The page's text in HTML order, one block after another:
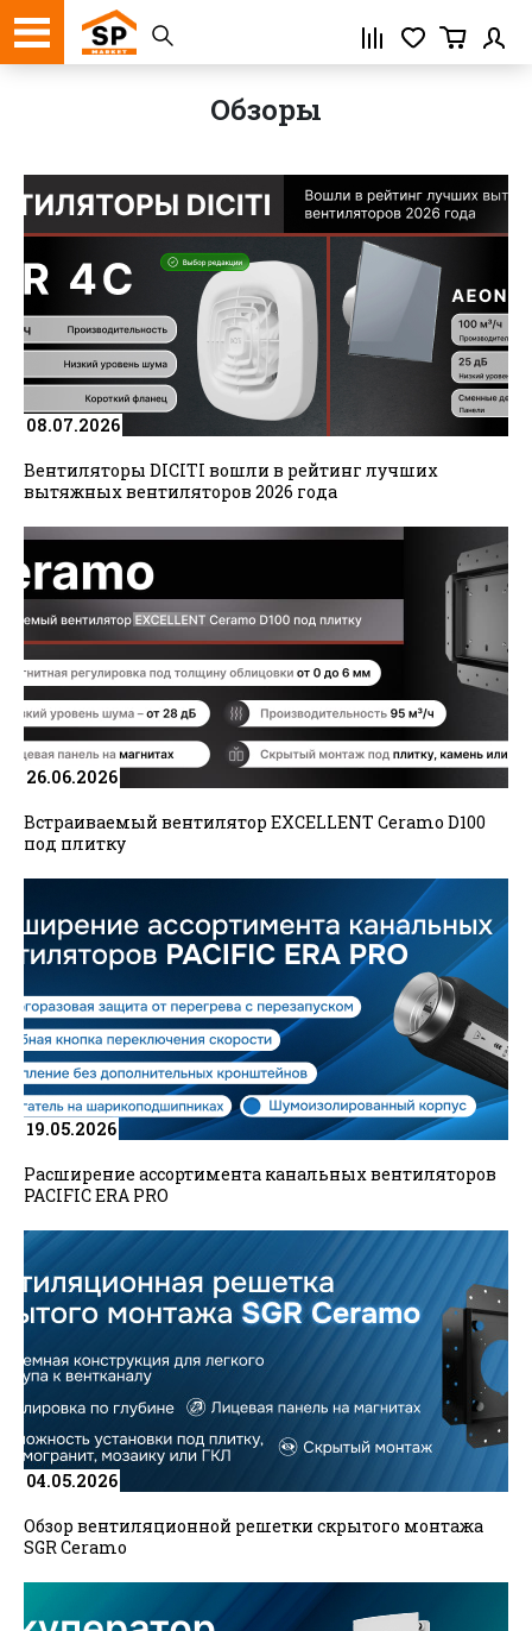
Регистрация
Нажимая кнопку «Зарегистрироваться»,
я принимаю условия
пользовательского
соглашения
обработку персональных данных в
соответствии с №152- ФЗ “О
персональных данных” от 27.07.2006
года*
Зарегистрироваться как юридическое
Пароль должен быть не менее 6 символов
длиной.
*Поля, обязательные для заполнения.
Есть аккаунт? Войти
Обзоры
08.07.2026
Вентиляторы DICITI вошли в рейтинг лучших
вытяжных вентиляторов 2026 года
26.06.2026
Встраиваемый вентилятор EXCELLENT Ceramo D100
под плитку
19.05.2026
Расширение ассортимента канальных вентиляторов
PACIFIC ERA PRO
04.05.2026
Обзор вентиляционной решетки скрытого монтажа
SGR Ceramo